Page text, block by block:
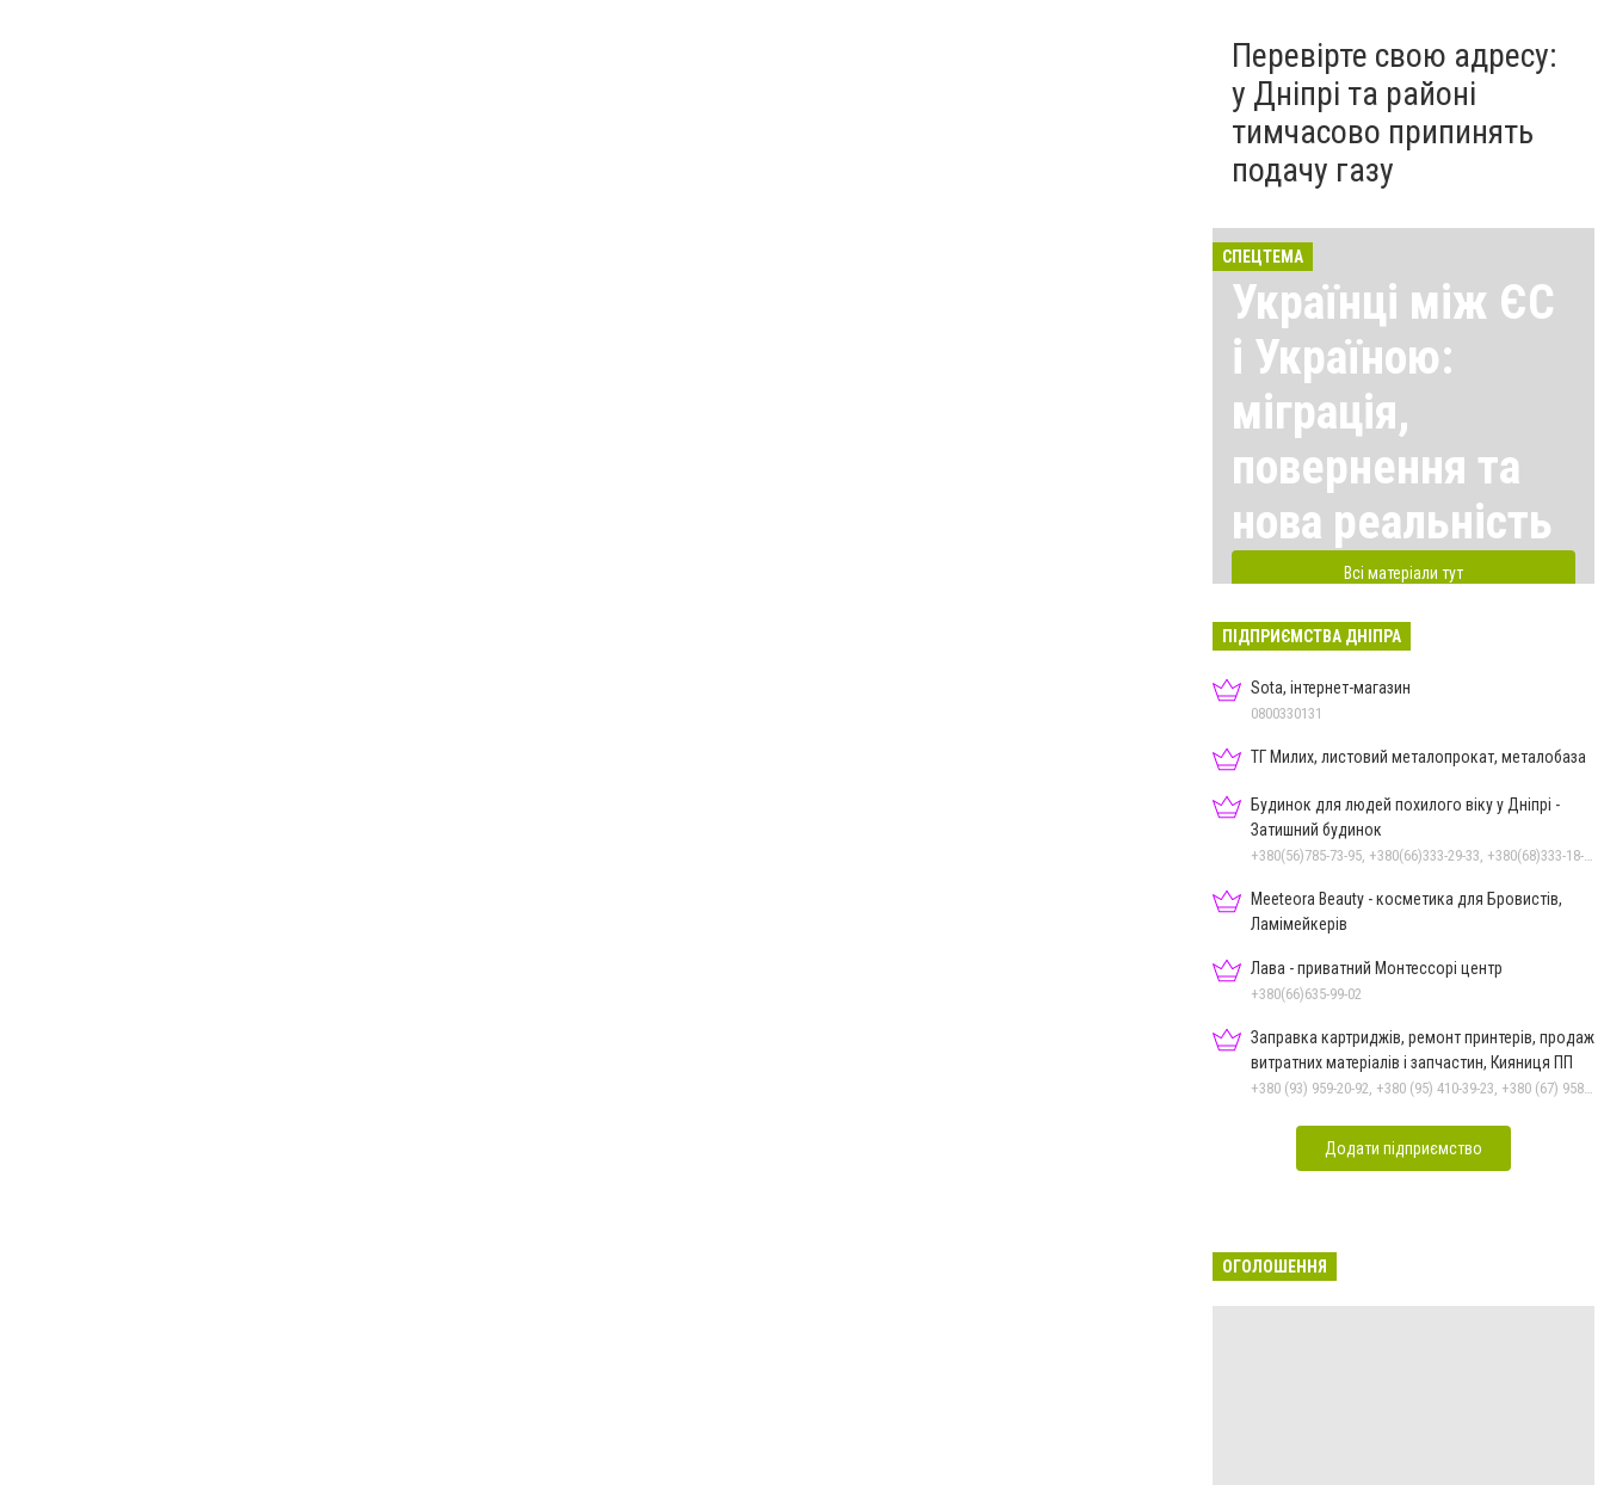
Перевірте свою адресу:
у Дніпрі та районі
тимчасово припинять
подачу газу
СПЕЦТЕМА
Українці між ЄС
і Україною:
міграція,
повернення та
нова реальність
Всі матеріали тут
ПІДПРИЄМСТВА ДНІПРА
Sota, інтернет-магазин
0800330131
ТГ Милих, листовий металопрокат, металобаза
Будинок для людей похилого віку у Дніпрі -
Затишний будинок
Meeteora Beauty - косметика для Бровистів,
Ламімейкерів
Лава - приватний Монтессорі центр
+380(66)635-99-02
Заправка картриджів, ремонт принтерів, продаж
витратних матеріалів і запчастин, Кияниця ПП
Додати підприємство
ОГОЛОШЕННЯ